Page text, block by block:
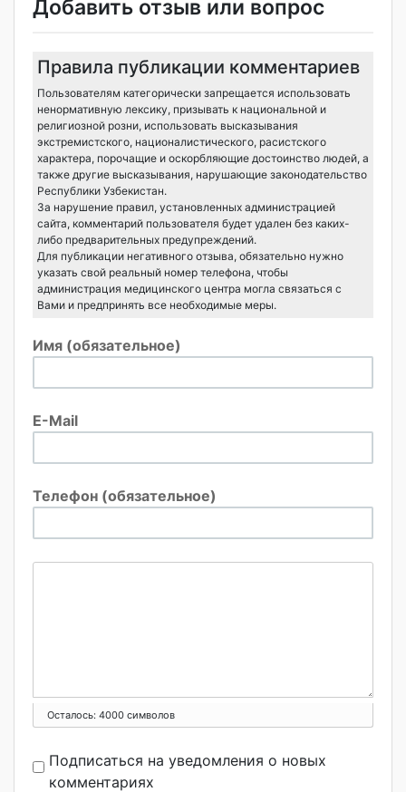
Добавить отзыв или вопрос
Правила публикации комментариев
Пользователям категорически запрещается использовать
ненормативную лексику, призывать к национальной и
религиозной розни, использовать высказывания
экстремистского, националистического, расистского
характера, порочащие и оскорбляющие достоинство людей, а
также другие высказывания, нарушающие законодательство
Республики Узбекистан.
За нарушение правил, установленных администрацией
сайта, комментарий пользователя будет удален без каких-
либо предварительных предупреждений.
Для публикации негативного отзыва, обязательно нужно
указать свой реальный номер телефона, чтобы
администрация медицинского центра могла связаться с
Вами и предпринять все необходимые меры.
Имя (обязательное)
E-Mail
Телефон (обязательное)
Осталось: 4000 символов
Подписаться на уведомления о новых
комментариях